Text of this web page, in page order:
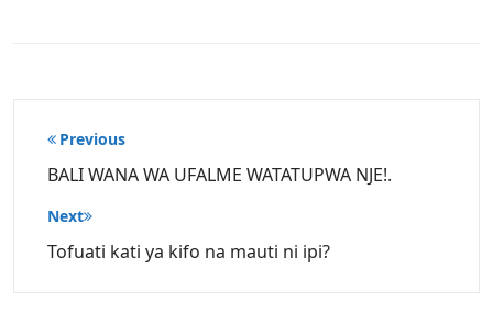
Post
navigation
Previous
BALI WANA WA UFALME WATATUPWA NJE!.
Next
Tofuati kati ya kifo na mauti ni ipi?